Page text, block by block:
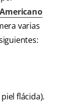
varias
flácida).